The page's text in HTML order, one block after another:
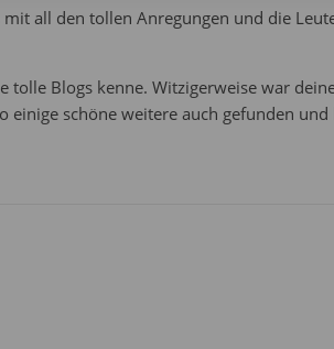
all den tollen Anregungen und die
Blogs kenne. Witzigerweise war
einige schöne weitere auch gefunden und